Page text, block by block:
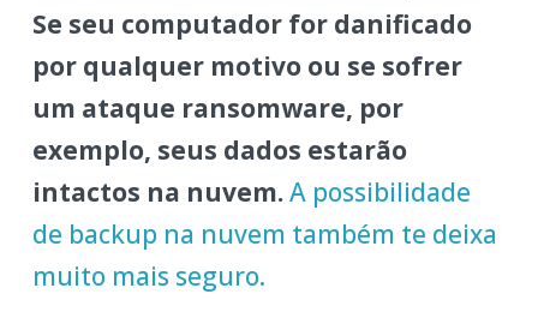
Se seu computador for danificado
por qualquer motivo ou se sofrer
um ataque ransomware, por
exemplo, seus dados estarão
intactos na nuvem.A possibilidade
de backup na nuvem também te deixa
muito mais seguro.